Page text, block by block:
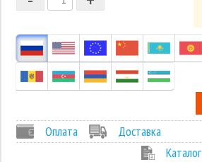
-1
Оплата
Доставка
Каталог